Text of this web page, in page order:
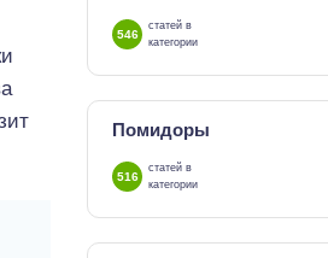
546
статей в
категории
Помидоры
516
статей в
категории